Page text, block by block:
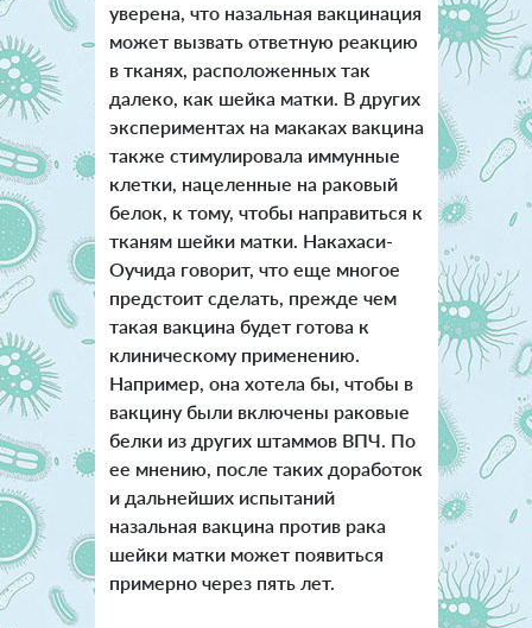
уверена, что назальная вакцинация
может вызвать ответную реакцию
в тканях, расположенных так
далеко, как шейка матки. В других
экспериментах на макаках вакцина
также стимулировала иммунные
клетки, нацеленные на раковый
белок, к тому, чтобы направиться к
тканям шейки матки. Накахаси-
Оучида говорит, что еще многое
предстоит сделать, прежде чем
такая вакцина будет готова к
клиническому применению.
Например, она хотела бы, чтобы в
вакцину были включены раковые
белки из других штаммов ВПЧ. По
ее мнению, после таких доработок
и дальнейших испытаний
назальная вакцина против рака
шейки матки может появиться
примерно через пять лет.